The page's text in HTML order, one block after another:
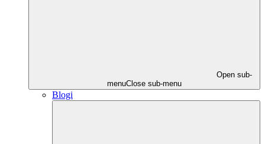
Open sub-
menuClose sub-menu
Blogi